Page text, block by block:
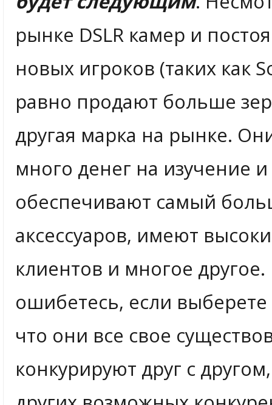
рынке DSLR камер и
новых игроков (таких как
равно продают больше
другая марка на рынке.
много денег на изучение
обеспечивают самый
аксессуаров, имеют
клиентов и многое
ошибетесь, если
что они все свое
конкурируют друг с